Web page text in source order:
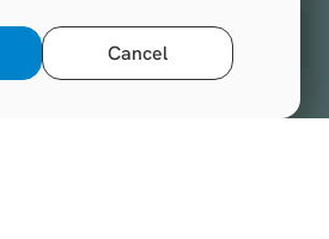
Cancel